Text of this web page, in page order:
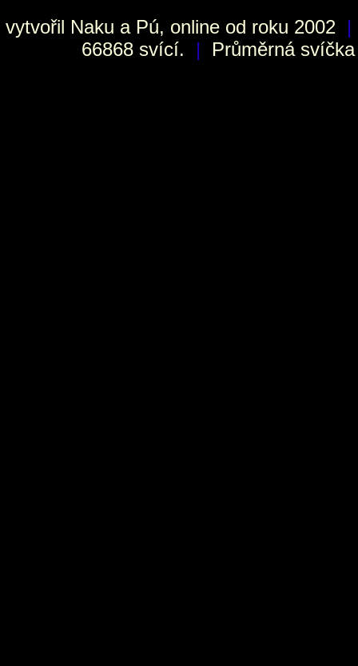
vytvořil Naku a Pú, online od roku 2002 |
66868 svící.
| Průměrná